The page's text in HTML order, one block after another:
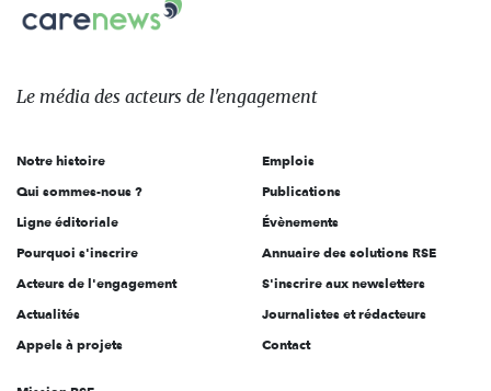
sur:
Le
des
l'engagement
Le média des acteurs de l'engagement
Notre histoire
Qui sommes-nous ?
Ligne éditoriale
Pourquoi s'inscrire
Acteurs de l'engagement
Actualités
Appels à projets
Emplois
Publications
Évènements
Annuaire des solutions RSE
S'inscrire aux newsletters
Journalistes et rédacteurs
Contact